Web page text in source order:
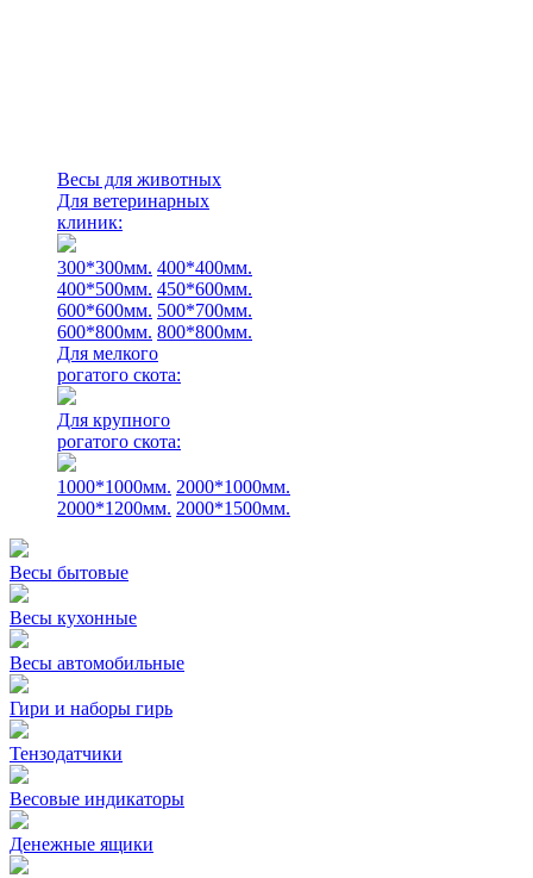
Весы для животных
Для ветеринарных
клиник:
300*300мм. 400*400мм.
400*500мм. 450*600мм.
600*600мм. 500*700мм.
600*800мм. 800*800мм.
Для мелкого
рогатого скота:
Для крупного
рогатого скота:
1000*1000мм. 2000*1000мм.
2000*1200мм. 2000*1500мм.
Весы бытовые
Весы кухонные
Весы автомобильные
Гири и наборы гирь
Тензодатчики
Весовые индикаторы
Денежные ящики